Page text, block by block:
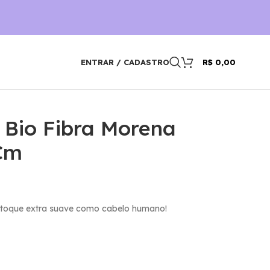
ENTRAR / CADASTRO R$0,00
Fibra Morena
extra suave como cabelo humano!